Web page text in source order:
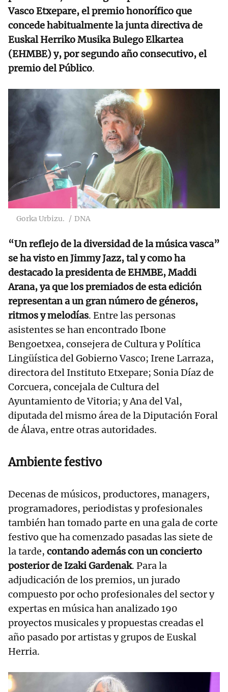
Vasco Etxepare, el premio honorífico que
concede habitualmente la junta directiva de
Euskal Herriko Musika Bulego Elkartea
(EHMBE) y, por segundo año consecutivo, el
premio del Público.
Gorka Urbizu. DNA
“Un reflejo de la diversidad de la música vasca”
se ha visto en Jimmy Jazz, tal y como ha
destacado la presidenta de EHMBE, Maddi
Arana, ya que los premiados de esta edición
representan a un gran número de géneros,
ritmos y melodías. Entre las personas
asistentes se han encontrado Ibone
Bengoetxea, consejera de Cultura y Política
Lingüística del Gobierno Vasco; Irene Larraza,
directora del Instituto Etxepare; Sonia Díaz de
Corcuera, concejala de Cultura del
Ayuntamiento de Vitoria; y Ana del Val,
diputada del mismo área de la Diputación Foral
de Álava, entre otras autoridades.
Ambiente festivo
Decenas de músicos, productores, managers,
programadores, periodistas y profesionales
también han tomado parte en una gala de corte
festivo que ha comenzado pasadas las siete de
la tarde, contando además con un concierto
posterior de Izaki Gardenak. Para la
adjudicación de los premios, un jurado
compuesto por ocho profesionales del sector y
expertas en música han analizado 190
proyectos musicales y propuestas creadas el
año pasado por artistas y grupos de Euskal
Herria.